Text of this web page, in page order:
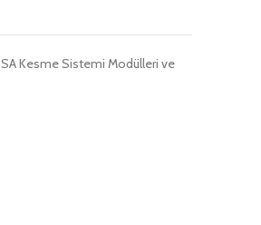
SA Kesme Sistemi Modülleri ve